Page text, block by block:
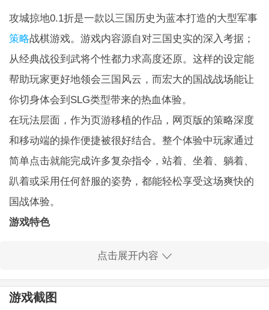
攻城掠地0.1折是一款以三国历史为蓝本打造的大型军事
策略战棋游戏。游戏内容源自对三国史实的深入考据；
从经典战役到武将个性都力求高度还原。这样的设定能
帮助玩家更好地领会三国风云，而宏大的国战战场能让
你切身体会到SLG类型带来的热血体验。
在玩法层面，作为页游移植的作品，网页版的策略深度
和移动端的操作便捷被很好结合。整个体验中玩家通过
简单点击就能完成许多复杂指令，站着、坐着、躺着、
趴着或采用任何舒服的姿势，都能轻松享受这场爽快的
国战体验。
游戏特色
恢宏的历史背景与扣人心弦的国战场景，再现乱世风
云，让玩家回味真实三国纷争。
2、任性画质
点击展开内容
游戏截图